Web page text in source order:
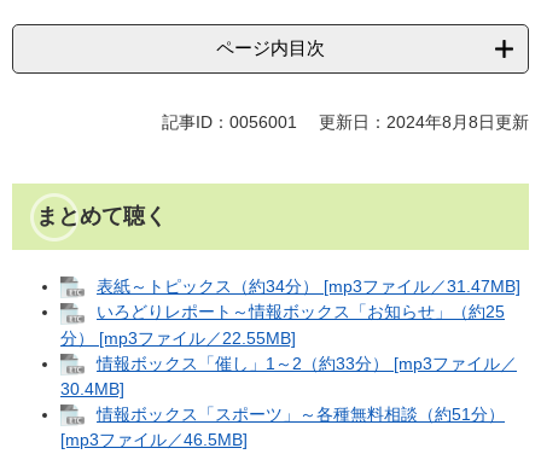
ページ内目次
記事ID：0056001 更新日：2024年8月8日更新
まとめて聴く
表紙～トピックス（約34分） [mp3ファイル／31.47MB]
いろどりレポート～情報ボックス「お知らせ」（約25
分） [mp3ファイル／22.55MB]
情報ボックス「催し」1～2（約33分） [mp3ファイル／
30.4MB]
情報ボックス「スポーツ」～各種無料相談（約51分）
[mp3ファイル／46.5MB]